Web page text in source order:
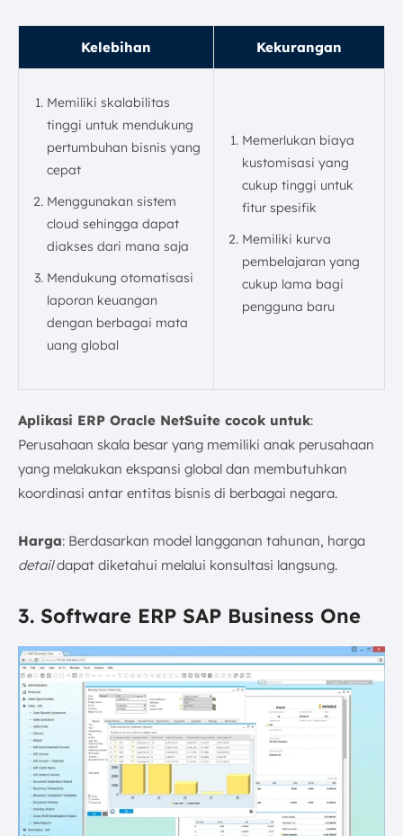
Kelebihan Kekurangan
Memiliki skalabilitas
tinggi untuk mendukung
pertumbuhan bisnis yang
cepat
Menggunakan sistem
cloud sehingga dapat
diakses dari mana saja
Mendukung otomatisasi
laporan keuangan
dengan berbagai mata
uang global
Memerlukan biaya
kustomisasi yang
cukup tinggi untuk
fitur spesifik
Memiliki kurva
pembelajaran yang
cukup lama bagi
pengguna baru
Aplikasi ERP Oracle NetSuite cocok untuk:
Perusahaan skala besar yang memiliki anak perusahaan
yang melakukan ekspansi global dan membutuhkan
koordinasi antar entitas bisnis di berbagai negara.
Harga: Berdasarkan model langganan tahunan, harga
detaildapat diketahui melalui konsultasi langsung.
3. Software ERP SAP Business One